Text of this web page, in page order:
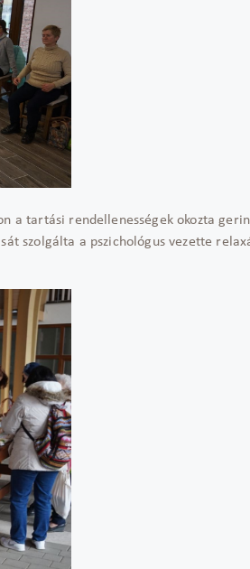
a tartási rendellenességek okozta
szolgálta a pszichológus vezette